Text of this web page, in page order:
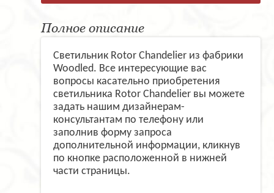
Полное описание
Светильник Rotor Chandelier из фабрики
Woodled. Все интересующие вас
вопросы касательно приобретения
светильника Rotor Chandelier вы можете
задать нашим дизайнерам-
консультантам по телефону или
заполнив форму запроса
дополнительной информации, кликнув
по кнопке расположенной в нижней
части страницы.